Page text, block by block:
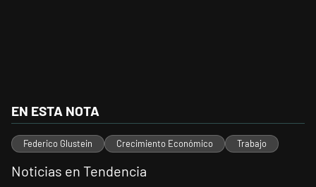
EN ESTA NOTA
Federico Glustein Crecimiento Económico Trabajo
Noticias en Tendencia